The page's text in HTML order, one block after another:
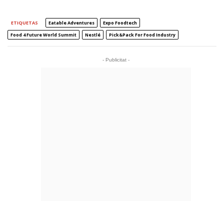
ETIQUETAS Eatable Adventures
Expo Foodtech
Food 4 Future World Summit
Nestlé Pick&Pack For Food Industry
- Publicitat -